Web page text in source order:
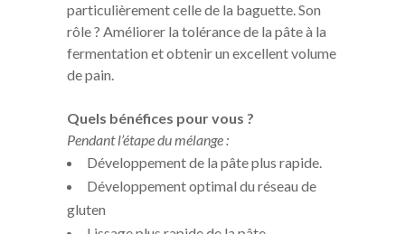
particulièrement celle de la baguette. Son
rôle ? Améliorer la tolérance de la pâte à la
fermentation et obtenir un excellent volume
de pain.
Quels bénéfices pour vous ?
Pendant l’étape du mélange :
Développement de la pâte plus rapide.
Développement optimal du réseau de
gluten